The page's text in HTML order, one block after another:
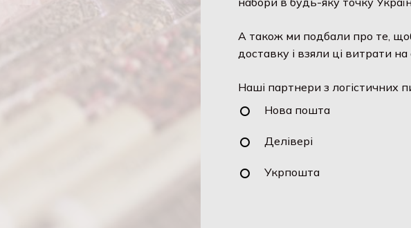
доставку і взяли ці витрати на
Нова пошта